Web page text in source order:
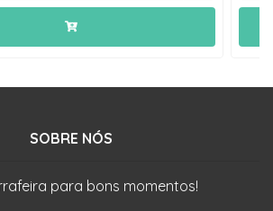
SOBRE NÓS
para bons momentos!